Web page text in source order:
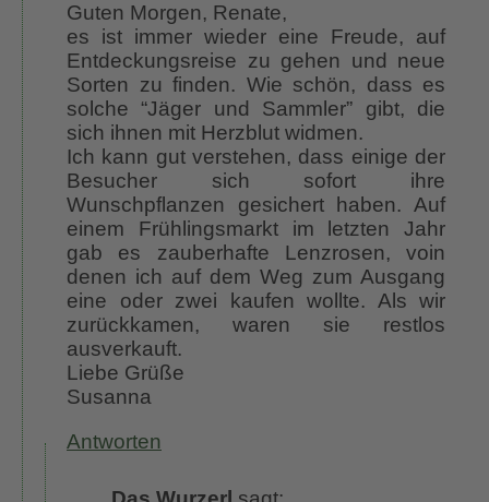
Guten Morgen, Renate,
es ist immer wieder eine Freude, auf
Entdeckungsreise zu gehen und neue
Sorten zu finden. Wie schön, dass es
solche “Jäger und Sammler” gibt, die
sich ihnen mit Herzblut widmen.
Ich kann gut verstehen, dass einige der
Besucher sich sofort ihre
Wunschpflanzen gesichert haben. Auf
einem Frühlingsmarkt im letzten Jahr
gab es zauberhafte Lenzrosen, voin
denen ich auf dem Weg zum Ausgang
eine oder zwei kaufen wollte. Als wir
zurückkamen, waren sie restlos
ausverkauft.
Liebe Grüße
Susanna
Antworten